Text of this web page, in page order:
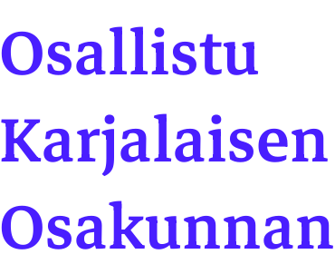
Pieni Puukello
Vuosikello Historia
Osallistu
Karjalaisen
Osakunnan